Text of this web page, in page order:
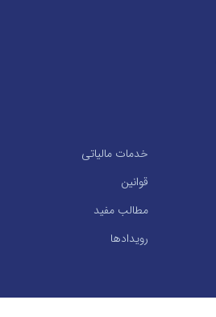
خدمات مالیاتی
قوانین
مطالب مفید
رویدادها